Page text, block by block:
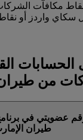
نقاط مكافآت
سكاي واردز أو
الحسابات
من طيران
عضويتي في
طيران